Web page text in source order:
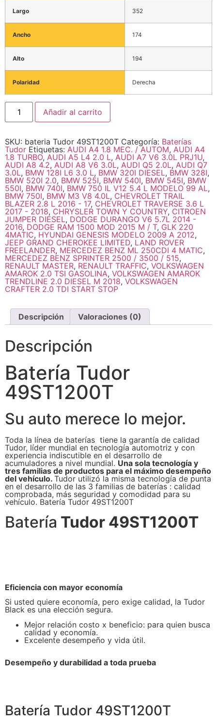
Largo 352
Ancho 174
Alto 194
Polaridad Derecha
Añadir al carrito
SKU: bateria Tudor 49ST1200T Categoría: Baterías
Tudor Etiquetas: AUDI A4 1.8 MEC. / AUTOM, AUDI A4
1.8 TURBO, AUDI A5 L4 2.0 L, AUDI A7 V6 3.0L PRJ1U,
AUDI A8 4.2, AUDI A8 V6 3.0L, AUDI Q5 2.0L, AUDI Q7
3.0L, BMW 128I L6 3.0 L, BMW 320I DIESEL, BMW 328I,
BMW 520I 2.0, BMW 525I, BMW 540I, BMW 545I, BMW
550I, BMW 740I, BMW 750 IL V12 5.4 L MODELO 99 AL,
BMW 750I, BMW M3 V8 4.0L, CHEVROLET TRAIL
BLAZER 2.8 L 2016 - 17, CHEVROLET TRAVERSE 3.6 L
2017 - 2018, CHRYSLER TOWN Y COUNTRY, CITROEN
JUMPER DIESEL, DODGE DURANGO V6 5.7L 2014 -
2016, DODGE RAM 1500 MOD 2015 M / T, GLK 220
4MATIC, HYUNDAI GENESIS MODELO 2009 A 2012,
JEEP GRAND CHEROKEE LIMITED, LAND ROVER
FREELANDER, MERCEDEZ BENZ ML 250CDI 4 MATIC,
MERCEDEZ BENZ SPRINTER 2500 / 3500 / 515,
RENAULT MASTER, RENAULT TRAFFIC, VOLKSWAGEN
AMAROK 2.0 TSI GASOLINA, VOLKSWAGEN AMAROK
TRENDLINE 2.0 DIESEL M 2018, VOLKSWAGEN
CRAFTER 2.0 TDI START STOP
Descripción Valoraciones (0)
Descripción
Batería Tudor
49ST1200T
Su auto merece lo mejor.
Toda la línea de baterías tiene la garantía de calidad
Tudor, líder mundial en tecnología automotriz y con
experiencia indiscutible en el desarrollo de
acumuladores a nivel mundial. Una sola tecnología y
tres familias de productos para el máximo desempeño
del vehículo. Tudor utilizó la misma tecnología de punta
en el desarrollo de las 3 familias de baterías : calidad
comprobada, más seguridad y comodidad para su
vehículo. Batería Tudor 49ST1200T
Batería Tudor 49ST1200T
Eficiencia con mayor economía
Si usted quiere economía, pero exige calidad, la Tudor
Black es una elección segura.
Mejor relación costo x beneficio: para quien busca
calidad y economía.
Excelente desempeño y vida útil.
Desempeño y durabilidad a toda prueba
Batería Tudor 49ST1200T